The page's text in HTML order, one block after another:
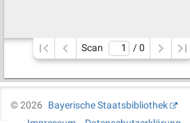
Scan / 0
©2026
Bayerische Staatsbibliothek